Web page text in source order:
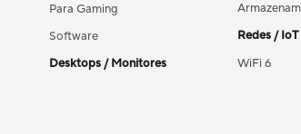
Para Gaming
Software
Desktops / Monitores
Redes /
WiFi 6